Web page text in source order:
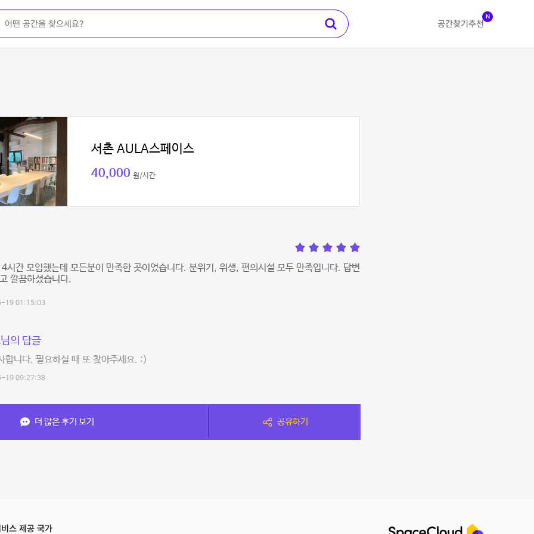
공간찾기 추천
N
서촌 AULA스페이스
40,000 원/시간
시간 모임했는데 모든분이 만족한 곳이었습니다. 분위기, 위생, 편의시설 모두 만족입니다. 답변
깔끔하셨습니다.
19 01:15:03
의 답글
합니다. 필요하실 때 또 찾아주세요. :)
19 09:27:38
더 많은 후기 보기 공유하기
스 제공 국가